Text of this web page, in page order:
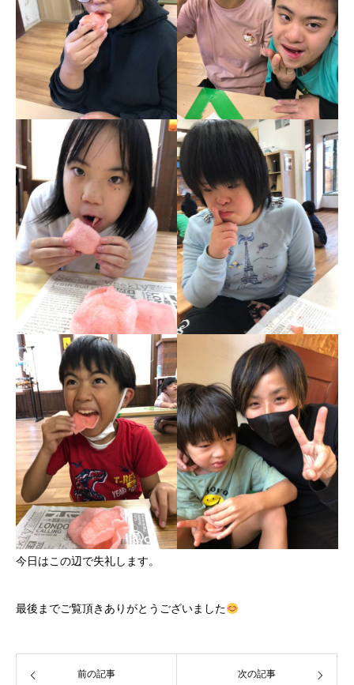
今日はこの辺で失礼します。
最後までご覧頂きありがとうございました
前の記事 次の記事